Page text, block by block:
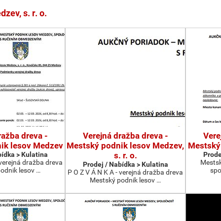
s. r. o.
dreva -
lesov Medzev
> Kulatina
dražba dreva
lesov …
Verejná dražba dreva -
Mestský podnik lesov Medzev,
s. r. o.
Prodej / Nabídka > Kulatina
P O Z V Á N K A - verejná dražba dreva
Mestský podnik lesov …